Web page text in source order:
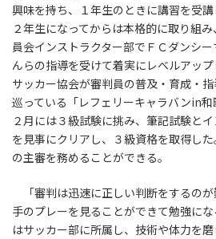
興味を持ち、１年生のときに講習を受講
２年生になってからは本格的に取り組
員会インストラクター部でＦＣダンシ
んらの指導を受けて着実にレベルアッ
サッカー協会が審判員の普及・育成・
巡っている「レフェリーキャラバンin
２月には３級試験に挑み、筆記試験と
を見事にクリアし、３級資格を取得し
の主審を務めることができる。
「審判は迅速に正しい判断をするの
手のプレーを見ることができて勉強に
はサッカー部に所属し、技術や体力を